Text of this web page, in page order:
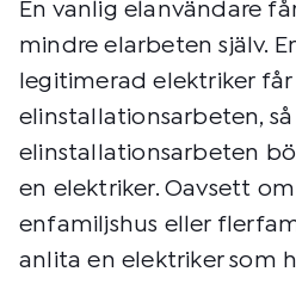
En vanlig elanvändare
mindre elarbeten själv.
legitimerad elektriker
elinstallationsarbeten,
elinstallationsarbeten
en elektriker. Oavsett
enfamiljshus eller
anlita en elektriker som